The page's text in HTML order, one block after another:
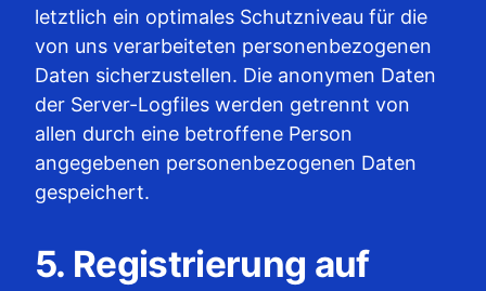
letztlich ein optimales Schutzniveau für die
von uns verarbeiteten personenbezogenen
Daten sicherzustellen. Die anonymen Daten
der Server-Logfiles werden getrennt von
allen durch eine betroffene Person
angegebenen personenbezogenen Daten
gespeichert.
5. Registrierung auf